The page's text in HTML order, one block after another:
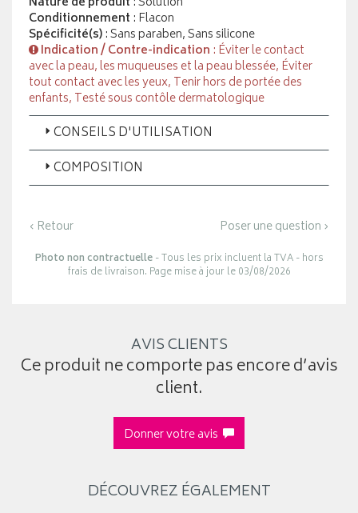
Conditionnement : Flacon
Spécificité(s): Sans paraben, Sans silicone
Indication / Contre-indication : Éviter le contact
avec la peau, les muqueuses et la peau blessée, Éviter
tout contact avec les yeux, Tenir hors de portée des
enfants, Testé sous contôle dermatologique
CONSEILS D'UTILISATION
COMPOSITION
‹ Retour Poser une question ›
Photo non contractuelle- Tous les prix incluent la TVA - hors
frais de livraison. Page mise à jour le 03/08/2026
AVIS CLIENTS
Ce produit ne comporte pas encore d’avis
client.
Donner votre avis
DÉCOUVREZ ÉGALEMENT